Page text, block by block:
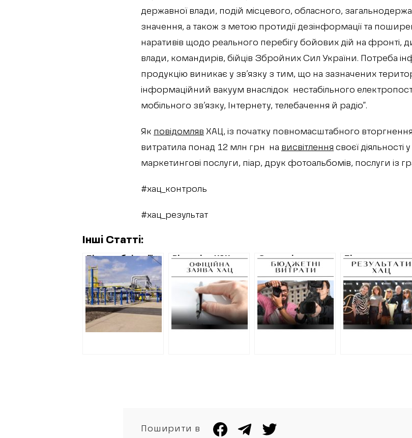
державної влади, подій місцевого, обласного,
значення, а також з метою протидії дезінформації та
наративів щодо реального перебігу бойових дій на фронті,
влади, командирів, бійців Збройних Сил України. Потреба
продукцію виникає у зв’язку з тим, що на зазначених
інформаційний вакуум внаслідок нестабільного
мобільного зв’язку, Інтернету, телебачення й радіо”.
Як повідомляв ХАЦ, із початку повномасштабного вторгнення
витратила понад 12 млн грн на висвітлення своєї діяльності
маркетингові послуги, піар, друк фотоальбомів, послуги із
#хац_контроль
#хац_результат
Інші Статті:
Після публікації
ХАЦ,
“Шебелинкагазвидобування”
відмінила
закупівлі на 4
мільйони
сувенірів,
коштовного
Відповідь ХАЦ на
заяву ХОВА
стосовно
“розповсюдження
неправдивої
інформації”
Стало відомо ще
про 2 мільйони,
які пішли на піар
Харківської
обласної
військової
адміністрації
Після
розслідування
ХАЦ у
міськраді
призначили
щодо витрат на
іміджеві
Поширити в